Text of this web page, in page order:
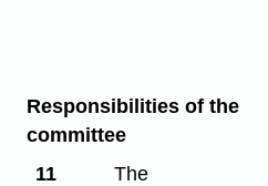
Responsibilities of the
committee
11
The